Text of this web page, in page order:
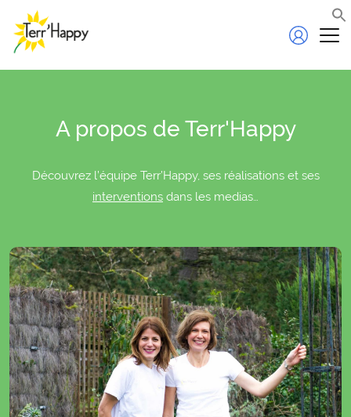
A propos de Terr'Happy
Découvrez l’équipe Terr’Happy, ses réalisations et ses
interventions dans les medias…